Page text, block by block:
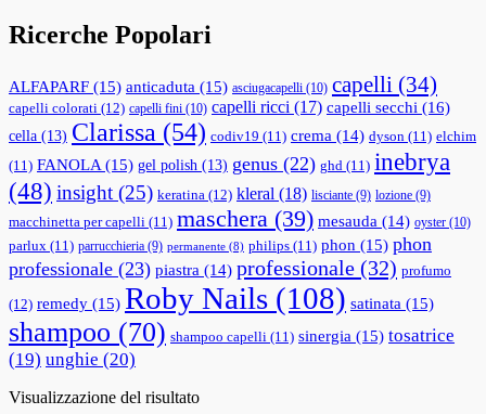
Ricerche Popolari
ALFAPARF (15) anticaduta (15) asciugacapelli (10) capelli (34)
capelli colorati (12) capelli fini (10) capelli ricci (17) capelli secchi (16)
cella (13) Clarissa (54) codiv19 (11) crema (14) dyson (11) elchim
(11) FANOLA (15) gel polish (13) genus (22) ghd (11) inebrya
(48) insight (25) keratina (12) kleral (18) lisciante (9) lozione (9)
macchinetta per capelli (11) maschera (39) mesauda (14) oyster (10)
parlux (11) parrucchieria (9) permanente (8) philips (11) phon (15) phon
professionale (23) piastra (14) professionale (32) profumo
(12) remedy (15) Roby Nails (108) satinata (15)
shampoo (70) shampoo capelli (11) sinergia (15) tosatrice
(19) unghie (20)
Visualizzazione del risultato